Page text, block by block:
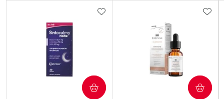
ADICIONAR AOS FAVORITOS
COMPRAR COMPRAR